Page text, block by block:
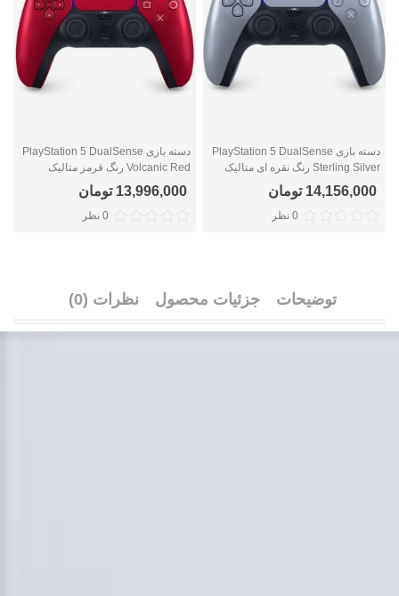
دسته بازی PlayStation 5 DualSense
Sterling Silver رنگ نقره ای متالیک
14,156,000 تومان
0 نظر
دسته بازی PlayStation 5 DualSense
Volcanic Red رنگ قرمز متالیک
13,996,000 تومان
0 نظر
توضیحات جزئیات محصول نظرات (0)